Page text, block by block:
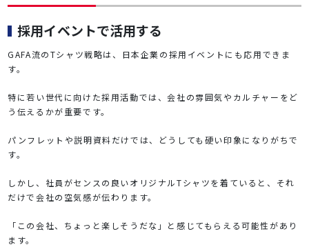
採用イベントで活用する
GAFA流のTシャツ戦略は、日本企業の採用イベントにも応用できま
す。
特に若い世代に向けた採用活動では、会社の雰囲気やカルチャーをど
う伝えるかが重要です。
パンフレットや説明資料だけでは、どうしても硬い印象になりがちで
す。
しかし、社員がセンスの良いオリジナルTシャツを着ていると、それ
だけで会社の空気感が伝わります。
「この会社、ちょっと楽しそうだな」と感じてもらえる可能性があり
ます。